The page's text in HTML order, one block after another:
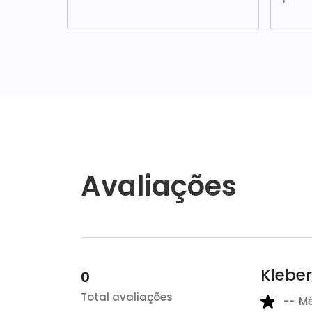
Avaliações
0
Total avaliações
Kleber
--